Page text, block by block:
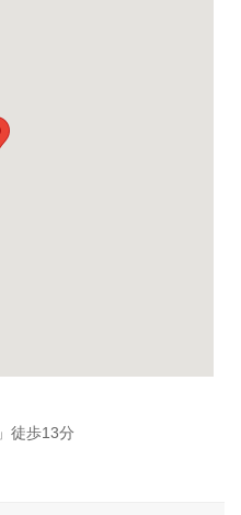
」徒歩13分